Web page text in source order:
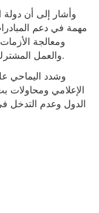
وأشار إلى أن دولة
مهمة في دعم
ومعالجة
والعمل المشترك من أجل تحقيق التنمية والازدهار لشعوب المنطقة.
وشدد اليماحي
الإعلامي ومحاولات
الدول وعدم التدخل